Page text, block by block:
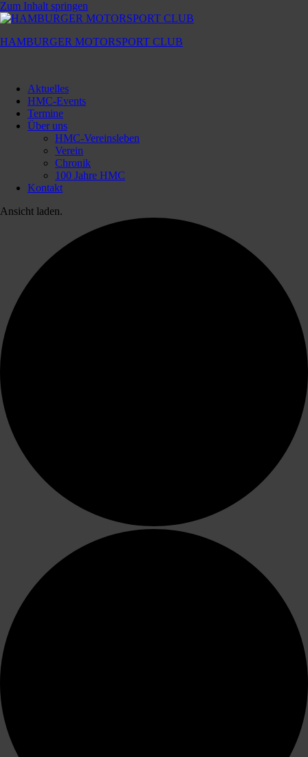
Zum Inhalt springen
HAMBURGER MOTORSPORT CLUB
Motorsport
Club
Aktuelles
HMC-Events
Termine
Über uns
HMC-Vereinsleben
Verein
Chronik
100 Jahre HMC
Kontakt
Ansicht laden.